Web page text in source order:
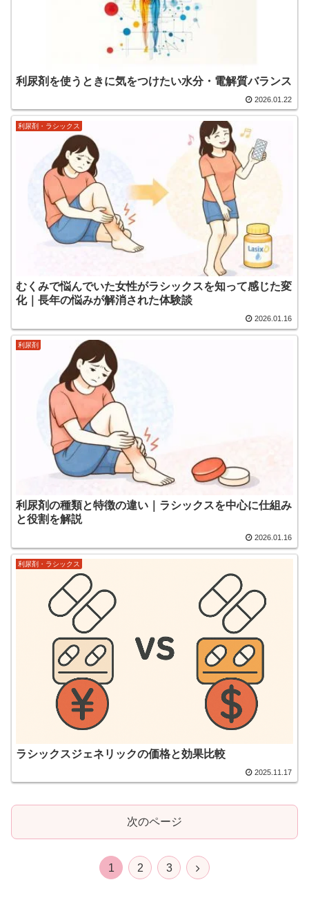
利尿剤を使うときに気をつけたい水分・電解質バランス
2026.01.22
利尿剤・ラシックス
むくみで悩んでいた女性がラシックスを知って感じた変
化｜長年の悩みが解消された体験談
2026.01.16
利尿剤
利尿剤の種類と特徴の違い｜ラシックスを中心に仕組み
と役割を解説
2026.01.16
利尿剤・ラシックス
ラシックスジェネリックの価格と効果比較
2025.11.17
次のページ
1 2 3
次